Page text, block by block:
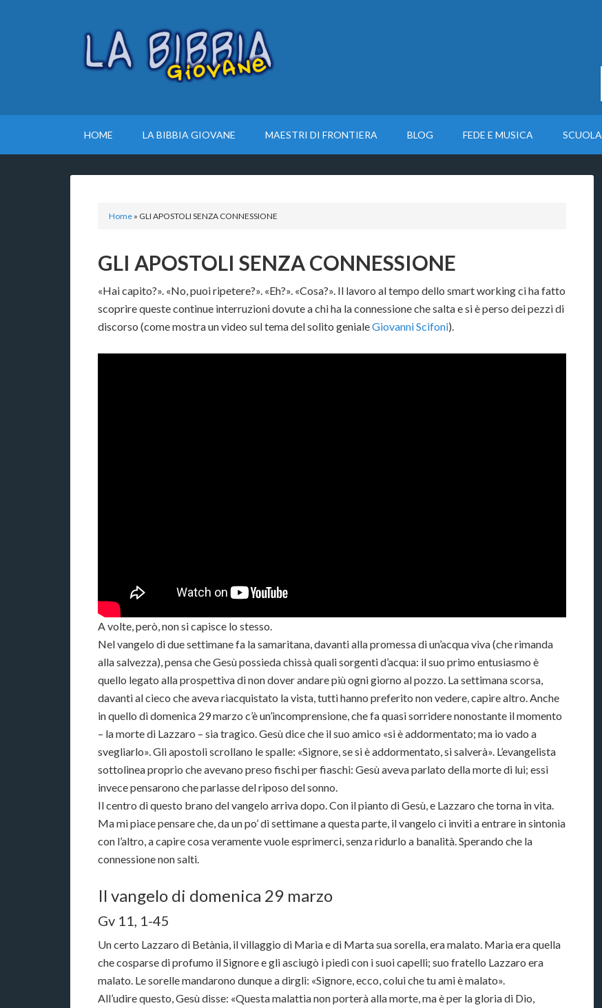
HOME LA BIBBIA GIOVANE MAESTRI DI FRONTIERA BLOG FEDE E MUSICA SCUOLA
Home » GLI APOSTOLI SENZA CONNESSIONE
GLI APOSTOLI SENZA CONNESSIONE
«Hai capito?». «No, puoi ripetere?». «Eh?». «Cosa?». Il lavoro al tempo dello smart working ci ha fatto
scoprire queste continue interruzioni dovute a chi ha la connessione che salta e si è perso dei pezzi di
discorso (come mostra un video sul tema del solito genialeGiovanni Scifoni).
A volte, però, non si capisce lo stesso.
Nel vangelo di due settimane fa la samaritana, davanti alla promessa di un’acqua viva (che rimanda
alla salvezza), pensa che Gesù possieda chissà quali sorgenti d’acqua: il suo primo entusiasmo è
quello legato alla prospettiva di non dover andare più ogni giorno al pozzo. La settimana scorsa,
davanti al cieco che aveva riacquistato la vista, tutti hanno preferito non vedere, capire altro. Anche
in quello di domenica 29 marzo c’è un’incomprensione, che fa quasi sorridere nonostante il momento
– la morte di Lazzaro – sia tragico. Gesù dice che il suo amico «si è addormentato; ma io vado a
svegliarlo». Gli apostoli scrollano le spalle: «Signore, se si è addormentato, si salverà». L’evangelista
sottolinea proprio che avevano preso fischi per fiaschi: Gesù aveva parlato della morte di lui; essi
invece pensarono che parlasse del riposo del sonno.
Il centro di questo brano del vangelo arriva dopo. Con il pianto di Gesù, e Lazzaro che torna in vita.
Ma mi piace pensare che, da un po’ di settimane a questa parte, il vangelo ci inviti a entrare in sintonia
con l’altro, a capire cosa veramente vuole esprimerci, senza ridurlo a banalità. Sperando che la
connessione non salti.
Il vangelo di domenica 29 marzo
Gv 11, 1-45
Un certo Lazzaro di Betània, il villaggio di Maria e di Marta sua sorella, era malato. Maria era quella
che cosparse di profumo il Signore e gli asciugò i piedi con i suoi capelli; suo fratello Lazzaro era
malato. Le sorelle mandarono dunque a dirgli: «Signore, ecco, colui che tu ami è malato».
All’udire questo, Gesù disse: «Questa malattia non porterà alla morte, ma è per la gloria di Dio,